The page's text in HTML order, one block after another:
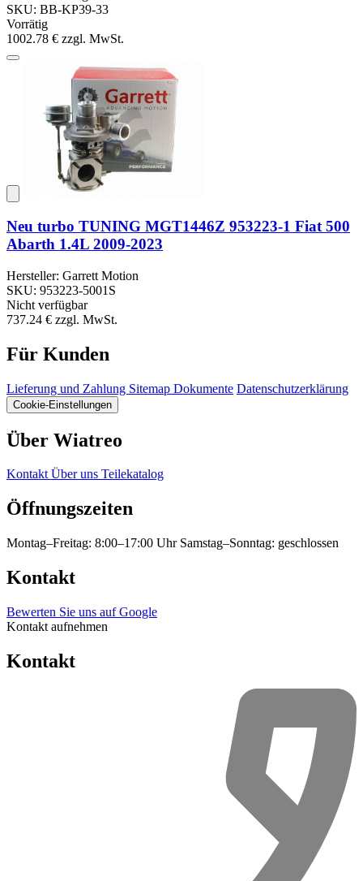
SKU: BB-KP39-33
Vorrätig
1002.78 € zzgl. MwSt.
Neu turbo TUNING MGT1446Z 953223-1 Fiat 500
Abarth 1.4L 2009-2023
Hersteller: Garrett Motion
SKU: 953223-5001S
Nicht verfügbar
737.24 € zzgl. MwSt.
Für Kunden
Lieferung und Zahlung Sitemap Dokumente Datenschutzerklärung
Cookie-Einstellungen
Über Wiatreo
KontaktÜber uns Teilekatalog
Öffnungszeiten
Montag–Freitag: 8:00–17:00 Uhr Samstag–Sonntag: geschlossen
Kontakt
Bewerten Sie uns auf Google
Kontakt aufnehmen
Kontakt